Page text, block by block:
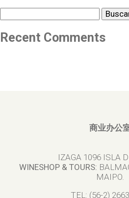
Recent Comments
商业办公
IZAGA 1096 ISLA
WINESHOP & TOURS:
MAIPO.
TEL: (56-2)